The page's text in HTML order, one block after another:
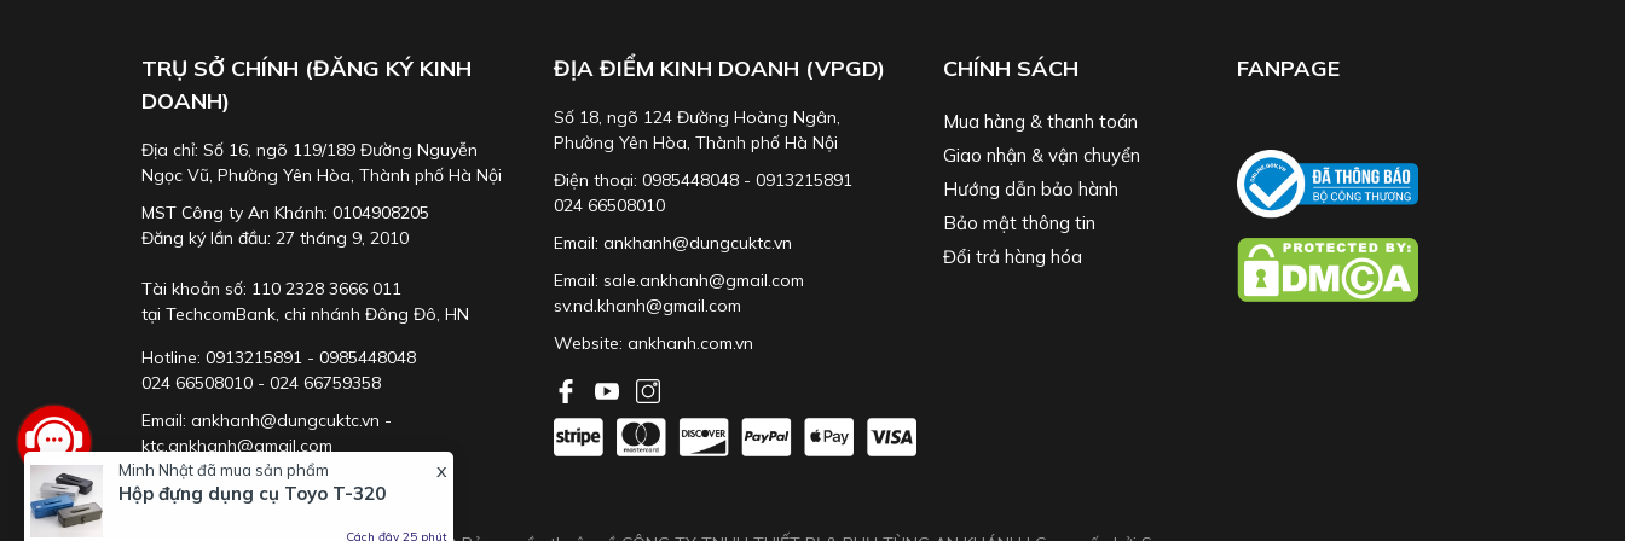
Với cuộn dây kích thước 8.0mmx15m, mã số tương ứng là
Với chiều dài 10m loại dây 8mm, tham khảo
Cuộn dây tự rút SHR-31Z
TRỤ SỞ CHÍNH (ĐĂNG KÝ KINH
DOANH)
Địa chỉ: Số 16, ngõ 119/189 Đường Nguyễn
Ngọc Vũ, Phường Yên Hòa, Thành phố Hà Nội
MST Công ty An Khánh: 0104908205
Đăng ký lần đầu: 27 tháng 9, 2010
Tài khoản số: 110 2328 3666 011
tại TechcomBank, chi nhánh Đông Đô, HN
Hotline: 0913215891 - 0985448048
024 66508010 - 024 66759358
Email: ankhanh@dungcuktc.vn -
ktc.ankhanh@gmail.com
ĐỊA ĐIỂM KINH DOANH (VPGD)
Số 18, ngõ 124 Đường Hoàng Ngân,
Phường Yên Hòa, Thành phố Hà Nội
Điện thoại: 0985448048 - 0913215891
024 66508010
Email: ankhanh@dungcuktc.vn
Email: sale.ankhanh@gmail.com
sv.nd.khanh@gmail.com
Website:ankhanh.com.vn
CHÍNH SÁCH
Mua hàng & thanh toán
Giao nhận & vận chuyển
Hướng dẫn bảo hành
Bảo mật thông tin
Đổi trả hàng hóa
FANPAGE
x
Minh Nhậtđã mua sản phẩm
Hộp đựng dụng cụ Toyo T-320
Cách đây 25 phút